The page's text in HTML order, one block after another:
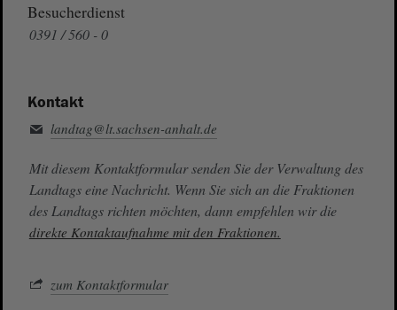
Besucherdienst
0391 / 560 - 0
Kontakt
landtag@lt.sachsen-anhalt.de
Mit diesem Kontaktformular senden Sie der Verwaltung des
Landtags eine Nachricht. Wenn Sie sich an die Fraktionen
des Landtags richten möchten, dann empfehlen wir die
direkte Kontaktaufnahme mit den Fraktionen.
zum Kontaktformular